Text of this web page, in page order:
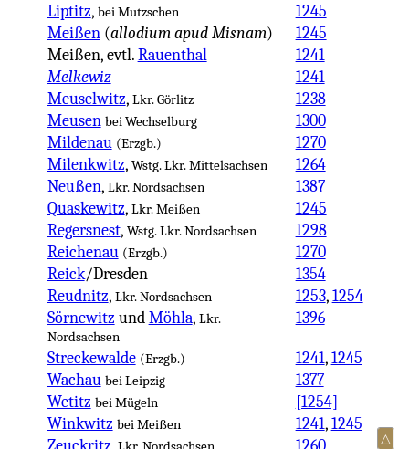
Liptitz, bei Mutzschen
1245
Meißen(allodium apud Misnam)
1245
Meißen, evtl. Rauenthal
1241
Melkewiz
1241
Meuselwitz, Lkr. Görlitz
1238
Meusen bei Wechselburg
1300
Mildenau (Erzgb.)
1270
Milenkwitz, Wstg. Lkr. Mittelsachsen
1264
Neußen, Lkr. Nordsachsen
1387
Quaskewitz, Lkr. Meißen
1245
Regersnest, Wstg. Lkr. Nordsachsen
1298
Reichenau (Erzgb.)
1270
Reick/Dresden
1354
Reudnitz, Lkr. Nordsachsen 1253, 1254
Sörnewitz und Möhla, Lkr.
Nordsachsen
1396
Streckewalde (Erzgb.) 1241, 1245
Wachau bei Leipzig
1377
Wetitz bei Mügeln
[1254]
Winkwitz bei Meißen 1241, 1245
△